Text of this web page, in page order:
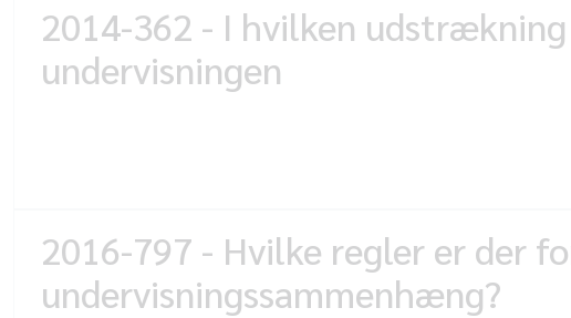
2014-362 - I hvilken
undervisningen
2016-797 - Hvilke regler er der
undervisningssammenhæng?